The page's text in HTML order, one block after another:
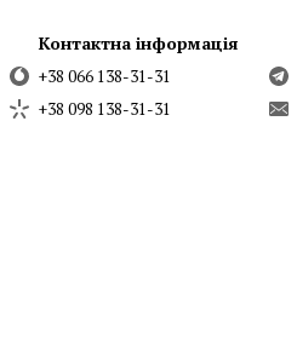
Контактна інформація
+38 066 138-31-31
+38 098 138-31-31